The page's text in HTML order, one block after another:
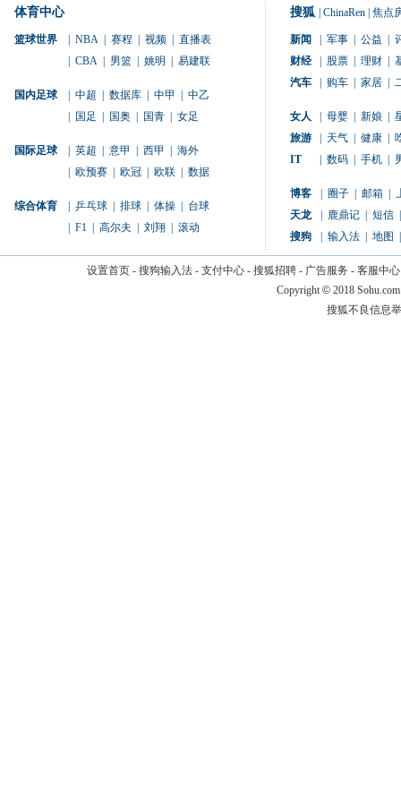
体育中心
篮球世界 NBA 赛程 视频
直播表
CBA 男篮 姚明 易建联
国内足球 中超 数据库 中甲
中乙
国足 国奥 国青 女足
国际足球 英超 意甲 西甲
海外
欧预赛 欧冠 欧联 数据
综合体育 乒乓球 排球 体操
台球
F1 高尔夫 刘翔 滚动
搜狐 ChinaRen 焦点
新闻 军事 公益
财经
股票 理财
汽车
购车 家居
女人 母婴 新娘
旅游
天气 健康
IT
数码 手机
博客 圈子 邮箱
天龙
鹿鼎记 短信
搜狗
输入法 地图
设置首页- 搜狗输入法- 支付中心- 搜狐招聘- 广告服务 - 客服中心
Copyright © 2018
搜狐不良信息